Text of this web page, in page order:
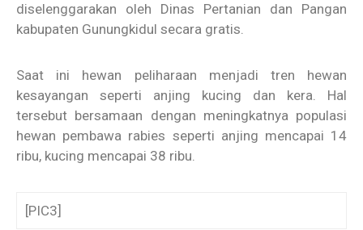
diselenggarakan oleh Dinas Pertanian dan Pangan
kabupaten Gunungkidul secara gratis.
Saat ini hewan peliharaan menjadi tren hewan
kesayangan seperti anjing kucing dan kera. Hal
tersebut bersamaan dengan meningkatnya populasi
hewan pembawa rabies seperti anjing mencapai 14
ribu, kucing mencapai 38 ribu.
[PIC3]